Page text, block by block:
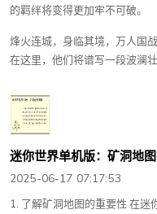
的羁绊将变得更加牢不可破。
烽火连城，身临其境，万人国
在这里，他们将谱写一段波澜
迷你世界单机版：矿洞地
2025-06-17 07:17:53
1. 了解矿洞地图的重要性 在